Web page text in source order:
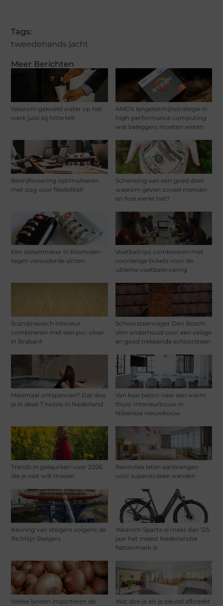
Meer Berichten
Waarom gekoeld water op het
werk juist bij hitte telt
AMD's langetermijnstrategie in
high-performance computing:
wat beleggers moeten weten
Bedrijfsvoering optimaliseren
met oog voor flexibiliteit
Schenking aan een goed doel:
waarom geven zoveel mensen
en hoe werkt het?
Een slotenmaker in Rosmalen
tegen verouderde sloten
Voetbaltrips combineren met
voordelige tickets voor de
ultieme voetbalervaring
Scandinavisch interieur
combineren met een pvc-vloer
in Brabant
Schoorsteenveger Den Bosch:
slim onderhoud voor een veilige
en goed trekkende schoorsteen
Maximaal ontspannen? Dat doe
je in deze 7 hotels in Nederland
Van kaal beton naar een warm
thuis: Interieurbouw in
Nijkerkse nieuwbouw
Trends in galajurken voor 2026
die je niet wilt missen
Renovlies laten aanbrengen
voor superstrakke wanden
Keuring van steigers volgens de
Richtlijn Steigers
Waarom Sparta al meer dan 125
jaar het meest Nederlandse
fietsenmerk is
Welke landen importeren de
Wat doe je als je sleutel afbreekt
Tags:
tweedehands jacht